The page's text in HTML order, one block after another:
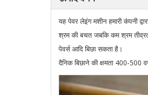
यह पेवर लेइंग मशीन हमारी कंपनी
श्रम की बचत जबकि कम श्रम
पेवर्स आदि बिछा सकता है।
दैनिक बिछाने की क्षमता 400-500